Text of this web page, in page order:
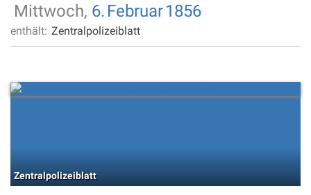
Mittwoch, 6. Februar1856
enthält: Zentralpolizeiblatt
Zentralpolizeiblatt